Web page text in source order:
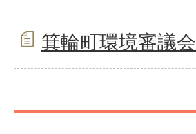
箕輪町環境審議会